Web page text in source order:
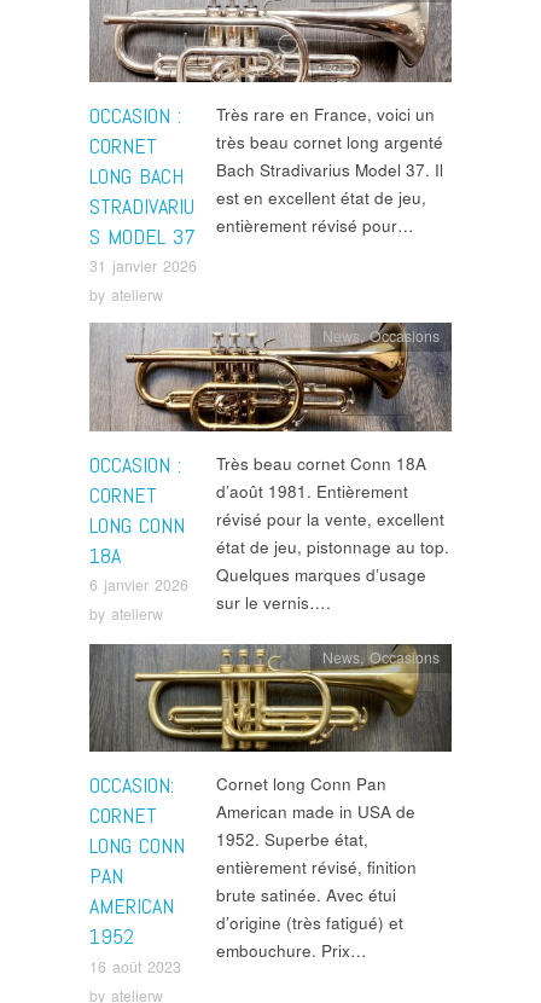
OCCASION :
CORNET
LONG BACH
STRADIVARIU
S MODEL 37
31 janvier 2026
by atelierw
Très rare en France, voici un
très beau cornet long argenté
Bach Stradivarius Model 37. Il
est en excellent état de jeu,
entièrement révisé pour…
OCCASION :
CORNET
LONG CONN
18A
6 janvier 2026
by atelierw
News,Occasions
Très beau cornet Conn 18A
d’août 1981. Entièrement
révisé pour la vente, excellent
état de jeu, pistonnage au top.
Quelques marques d’usage
sur le vernis….
OCCASION:
CORNET
LONG CONN
PAN
AMERICAN
1952
16 août 2023
by atelierw
News,Occasions
Cornet long Conn Pan
American made in USA de
1952. Superbe état,
entièrement révisé, finition
brute satinée. Avec étui
d’origine (très fatigué) et
embouchure. Prix…